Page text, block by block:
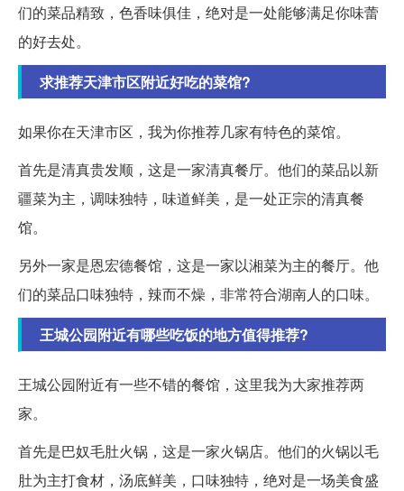
们的菜品精致，色香味俱佳，绝对是一处能够满足你味蕾
的好去处。
求推荐天津市区附近好吃的菜馆?
如果你在天津市区，我为你推荐几家有特色的菜馆。
首先是清真贵发顺，这是一家清真餐厅。他们的菜品以新
疆菜为主，调味独特，味道鲜美，是一处正宗的清真餐
馆。
另外一家是恩宏德餐馆，这是一家以湘菜为主的餐厅。他
们的菜品口味独特，辣而不燥，非常符合湖南人的口味。
王城公园附近有哪些吃饭的地方值得推荐?
王城公园附近有一些不错的餐馆，这里我为大家推荐两
家。
首先是巴奴毛肚火锅，这是一家火锅店。他们的火锅以毛
肚为主打食材，汤底鲜美，口味独特，绝对是一场美食盛